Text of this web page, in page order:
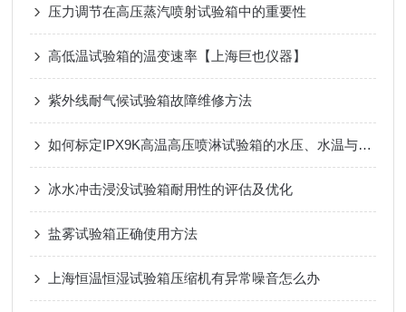
压力调节在高压蒸汽喷射试验箱中的重要性
高低温试验箱的温变速率【上海巨也仪器】
紫外线耐气候试验箱故障维修方法
如何标定IPX9K高温高压喷淋试验箱的水压、水温与喷射角度？
冰水冲击浸没试验箱耐用性的评估及优化
盐雾试验箱正确使用方法
上海恒温恒湿试验箱压缩机有异常噪音怎么办